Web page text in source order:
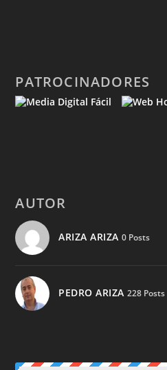
PATROCINADORES
AUTOR
ARIZA ARIZA 0 Posts
PEDRO ARIZA 228 Posts